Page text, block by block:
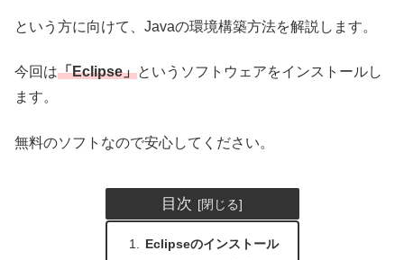
という方に向けて、Javaの環境構築方法を解説します。
今回は「Eclipse」というソフトウェアをインストールし
ます。
無料のソフトなので安心してください。
目次
Eclipseのインストール